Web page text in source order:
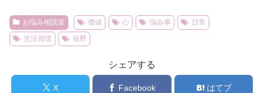
お悩み相談室 価値 心 悩み事
日常
生活習慣
視野
シェアする
X Facebook はてブ